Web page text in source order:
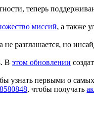
теперь
миссий, а также
разглашается, но
В этом обновлении
узнать первыми о
, чтобы получать